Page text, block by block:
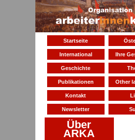
Startseite
International Ihre
Geschichte
Publikationen Other
Kontakt
Newsletter
Über
ARKA